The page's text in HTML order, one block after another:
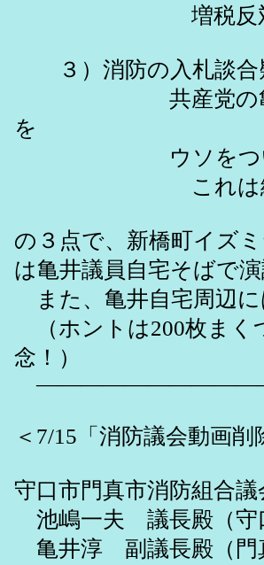
増税反対の政党・
３）消防の入札談合
共産党の亀井議員
を
ウソをついてまで
これは絶対に
の３点で、新橋町イズ
は亀井議員自宅そばで演
また、亀井自宅周辺
（ホントは200枚まく
念！）
＜7/15「消防議会動画
守口市門真市消防組合
池嶋一夫 議長殿（守
亀井淳 副議長殿（